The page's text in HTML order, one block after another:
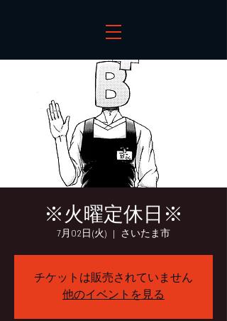
※火曜定休日※
7月02日(火)
  |
さいたま市
チケットは販売されていません
他のイベントを見る